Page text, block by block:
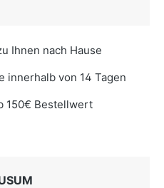
Ihnen nach Hause
innerhalb von 14 Tagen
150€ Bestellwert